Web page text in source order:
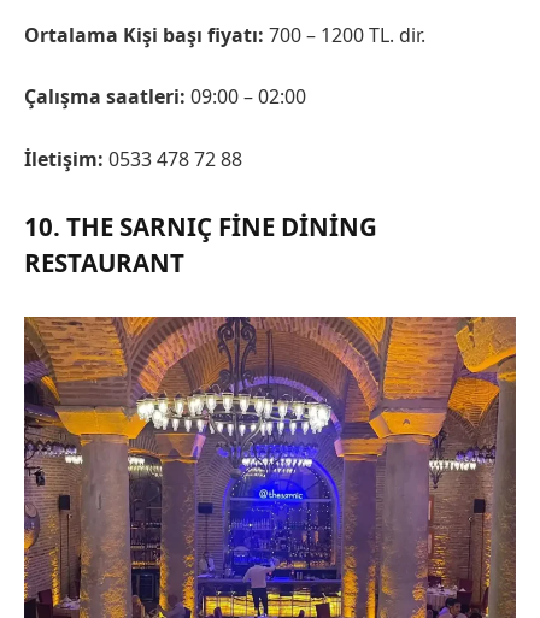
Ortalama Kişi başı fiyatı: 700 – 1200 TL. dir.
Çalışma saatleri: 09:00 – 02:00
İletişim: 0533 478 72 88
10. THE SARNIÇ FINE DINING
RESTAURANT